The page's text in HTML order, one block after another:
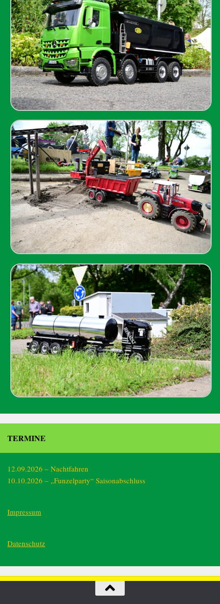
TERMINE
12.09.2026 – Nachtfahren
10.10.2026 – „Funzelparty“ Saisonabschluss
Impressum
Datenschutz